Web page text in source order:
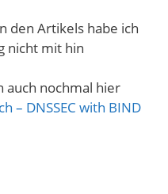
den Artikels habe ich
nicht mit hin
auch nochmal hier
– DNSSEC with BIND